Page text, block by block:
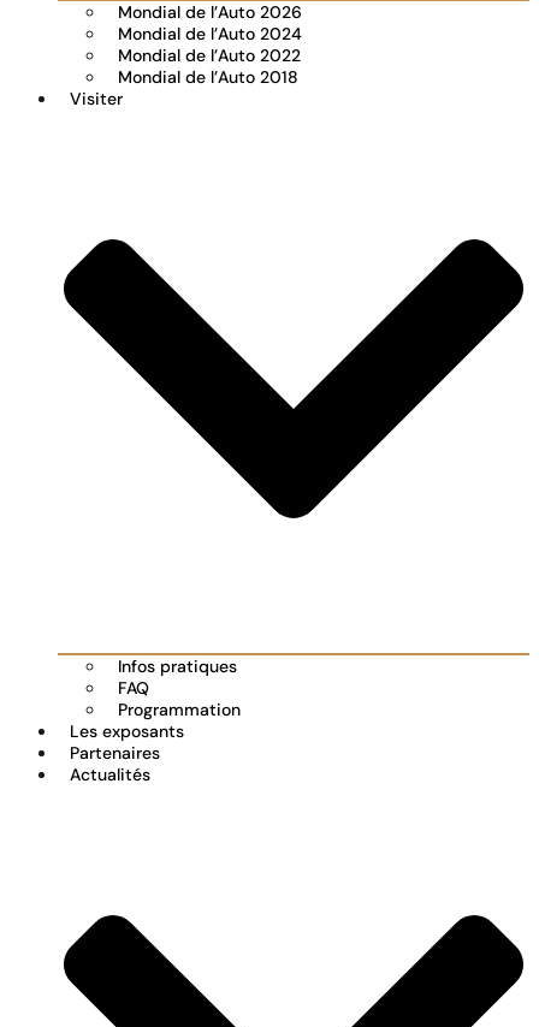
Mondial de l’Auto 2026
Mondial de l’Auto 2024
Mondial de l’Auto 2022
Mondial de l’Auto 2018
Visiter
Infos pratiques
FAQ
Programmation
Les exposants
Partenaires
Actualités